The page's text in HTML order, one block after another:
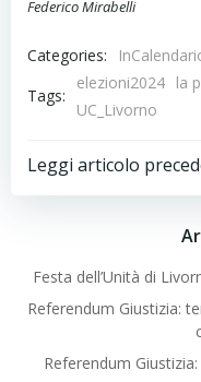
Federico Mirabelli
Categories:
Tags:
elezioni2024 la
UC_Livorno
Post
Leggi articolo
Festa dell’Unità di
Referendum Giustizia:
Referendum